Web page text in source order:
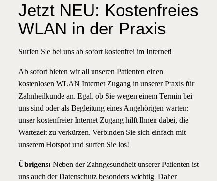
Jetzt NEU: Kostenfreies
WLAN in der Praxis
Surfen Sie bei uns ab sofort kostenfrei im Internet!
Ab sofort bieten wir all unseren Patienten einen
kostenlosen WLAN Internet Zugang in unserer Praxis für
Zahnheilkunde an. Egal, ob Sie wegen einem Termin bei
uns sind oder als Begleitung eines Angehörigen warten:
unser kostenfreier Internet Zugang hilft Ihnen dabei, die
Wartezeit zu verkürzen. Verbinden Sie sich einfach mit
unserem Hotspot und surfen Sie los!
Übrigens: Neben der Zahngesundheit unserer Patienten ist
uns auch der Datenschutz besonders wichtig. Daher